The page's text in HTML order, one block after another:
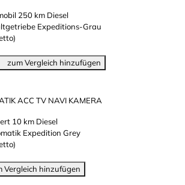
250 km Diesel
Expeditions-Grau
zum Vergleich hinzufügen
ACC TV NAVI KAMERA
10 km Diesel
Expedition Grey
Vergleich hinzufügen